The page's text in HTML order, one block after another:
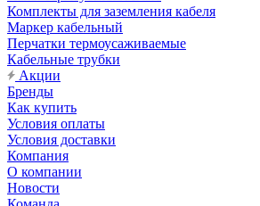
Комплекты для заземления кабеля
Маркер кабельный
Перчатки термоусаживаемые
Кабельные трубки
Акции
Бренды
Как купить
Условия оплаты
Условия доставки
Компания
О компании
Новости